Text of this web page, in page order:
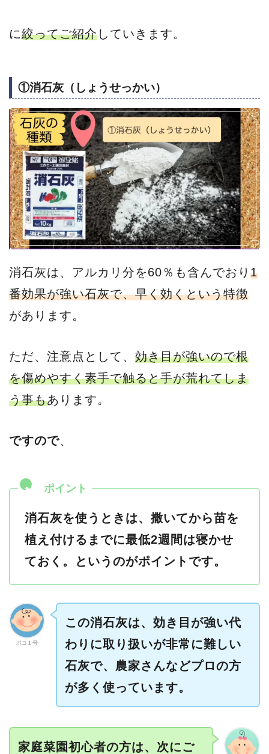
に絞ってご紹介していきます。
①消石灰（しょうせっかい）
消石灰は、アルカリ分を60％も含んでおり 1
番効果が強い石灰で、早く効くという特徴
があります。
ただ、注意点として、 効き目が強いので根
を傷めやすく素手で触ると手が荒れてしま
う事もあります。
ですので、
消石灰を使うときは、撒いてから苗を
植え付けるまでに最低2週間は寝かせ
ておく。というのがポイントです。
ポコ１号
この消石灰は、効き目が強い代
わりに取り扱いが非常に難しい
石灰で、農家さんなどプロの方
が多く使っています。
家庭菜園初心者の方は、次にご